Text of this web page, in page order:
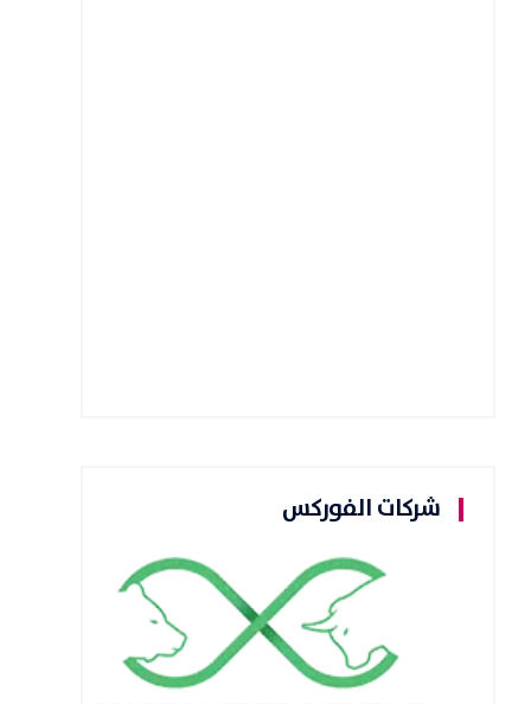
شركات الفوركس